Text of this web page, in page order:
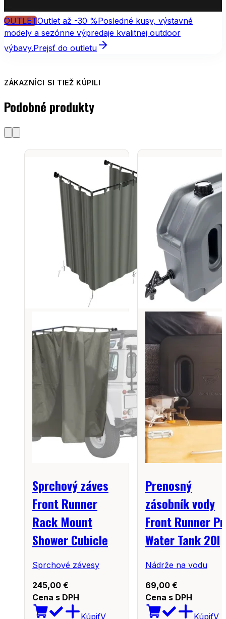
OUTLETOutlet až -30 %Posledné kusy, výstavné
modely a sezónne výpredaje kvalitnej outdoor
výbavy.Prejsť do outletu
ZÁKAZNÍCI SI TIEŽ KÚPILI
Podobné produkty
Sprchový záves
Front Runner
Rack Mount
Shower Cubicle
Sprchové závesy
245,00 €
Cena s DPH
KúpiťV
Prenosný
zásobník vody
Front Runner
Water Tank 20l
Nádrže na vodu
69,00 €
Cena s DPH
KúpiťV